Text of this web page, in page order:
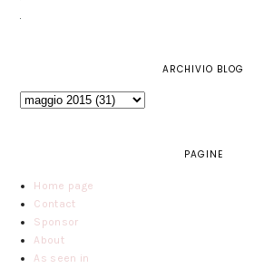
ARCHIVIO BLOG
PAGINE
Home page
Contact
Sponsor
About
As seen in